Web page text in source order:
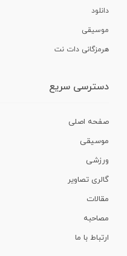
دانلود
موسیقی
هرمزگانی دات نت
دسترسی سریع
صفحه اصلی
موسیقی
ورزشی
گالری تصاویر
مقالات
مصاحبه
ارتباط با ما